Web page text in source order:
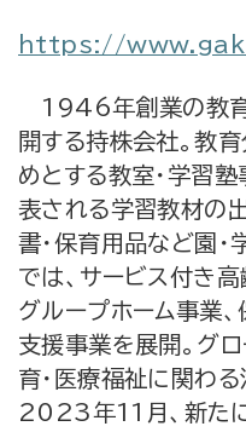
https://
1946年創業の教育
開する持株会社。教育
めとする教室・学習塾
表される学習教材の
書・保育用品など園
では、サービス付き
グループホーム事業
支援事業を展開。グ
育・医療福祉に関わる
2023年11月、新た